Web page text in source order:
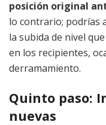
posición original
lo contrario; podrías
la subida de nivel
en los recipientes,
derramamiento.
Quinto paso:
nuevas